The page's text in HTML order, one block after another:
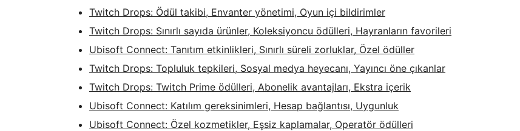
Twitch Drops: Ödül takibi, Envanter yönetimi, Oyun içi bildirimler
Twitch Drops: Sınırlı sayıda ürünler, Koleksiyoncu ödülleri, Hayranların favorileri
Ubisoft Connect: Tanıtım etkinlikleri, Sınırlı süreli zorluklar, Özel ödüller
Twitch Drops: Topluluk tepkileri, Sosyal medya heyecanı, Yayıncı öne çıkanlar
Twitch Drops: Twitch Prime ödülleri, Abonelik avantajları, Ekstra içerik
Ubisoft Connect: Katılım gereksinimleri, Hesap bağlantısı, Uygunluk
Ubisoft Connect: Özel kozmetikler, Eşsiz kaplamalar, Operatör ödülleri